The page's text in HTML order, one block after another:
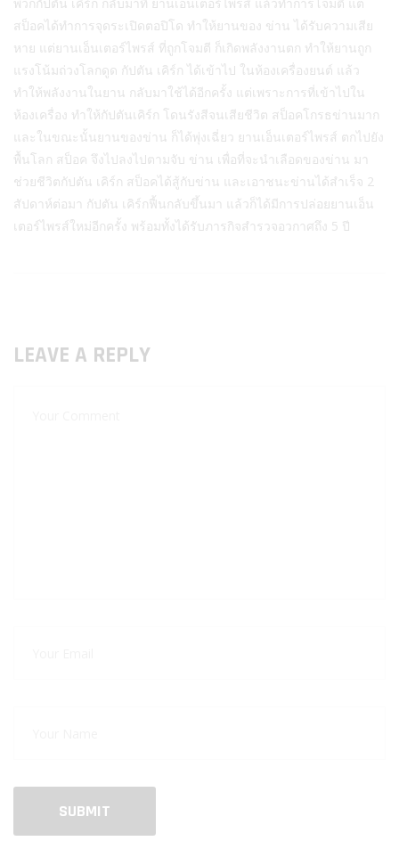
สป็อคได้ทำการจุดระเปิดตอปิโด ทำให้ยานของ ข่าน ได้รับความเสีย
หาย แต่ยานเอ็นเตอร์ไพรส์ ที่ถูกโจมตี ก็เกิดพลังงานตก ทำให้ยานถูก
แรงโน้มถ่วงโลกดูด กัปตัน เคิร์ก ได้เข้าไป ในห้องเครื่องยนต์ แล้ว
ทำให้พลังงานในยาน กลับมาใช้ได้อีกครั้ง แต่เพราะการที่เข้าไปใน
ห้องเครื่อง ทำให้กัปตันเคิร์ก โดนรังสีจนเสียชีวิต สป็อคโกรธข่านมาก
และในขณะนั้นยานของข่าน ก็ได้พุ่งเฉี่ยว ยานเอ็นเตอร์ไพรส์ ตกไปยัง
พื้นโลก สป็อค จึงไปลงไปตามจับ ข่าน เพื่อที่จะนำเลือดของข่าน มา
ช่วยชีวิตกัปตัน เคิร์ก สป็อคได้สู้กับข่าน และเอาชนะข่านได้สำเร็จ 2
สัปดาห์ต่อมา กัปตัน เคิร์กฟื้นกลับขึ้นมา แล้วก็ได้มีการปล่อยยานเอ็น
เตอร์ไพรส์ใหม่อีกครั้ง พร้อมทั้งได้รับภารกิจสำรวจอวกาศถึง 5 ปี
LEAVE A REPLY